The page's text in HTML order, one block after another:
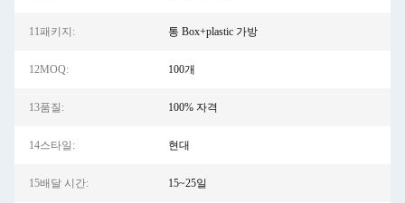
11패키지: 통 Box+plastic 가방
12MOQ: 100개
13품질: 100% 자격
14스타일: 현대
15배달 시간: 15~25일